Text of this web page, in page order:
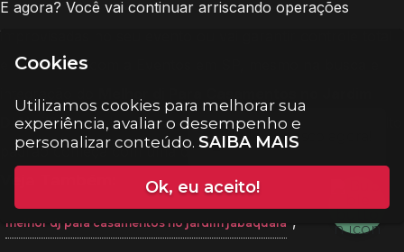
E agora? Você vai continuar arriscando operações
improvisadas no seu evento ou vai garantir controle total
e excelência com a Eventos em SP, mesmo na busca e
D'Abril? A escolha é sua, e o futuro do seu evento de alto
padrão começa com uma decisão estratégica hoje.
melhor dj para casamentos no jardim jabaquara ,
Cookies
Utilizamos cookies para melhorar sua
experiência, avaliar o desempenho e
personalizar conteúdo. SAIBA MAIS
Ok, eu aceito!